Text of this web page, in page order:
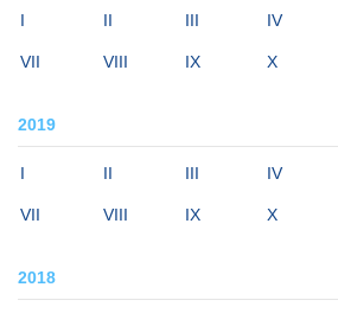
I II III IV
VII VIII IX X
2019
I II III IV
VII VIII IX X
2018